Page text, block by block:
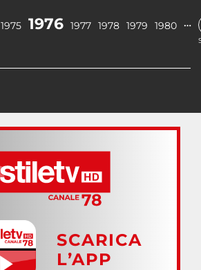
1975 1976 1977 1978 1979 1980 …
SCARICA
L’APP